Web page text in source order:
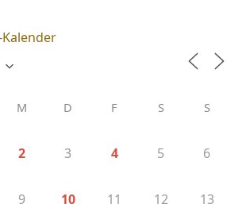
M D F S S
2 3 4 5 6
9 10 11 12 13